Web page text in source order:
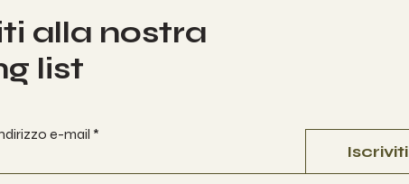
alla nostra
list
e-mail
Iscriviti